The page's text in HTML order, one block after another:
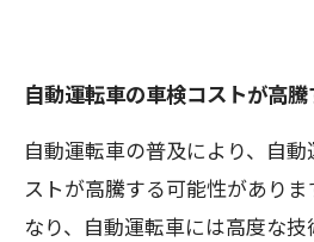
自動運転車の車検コストが高
自動運転車の普及により、自
ストが高騰する可能性があり
なり、自動運転車には高度な